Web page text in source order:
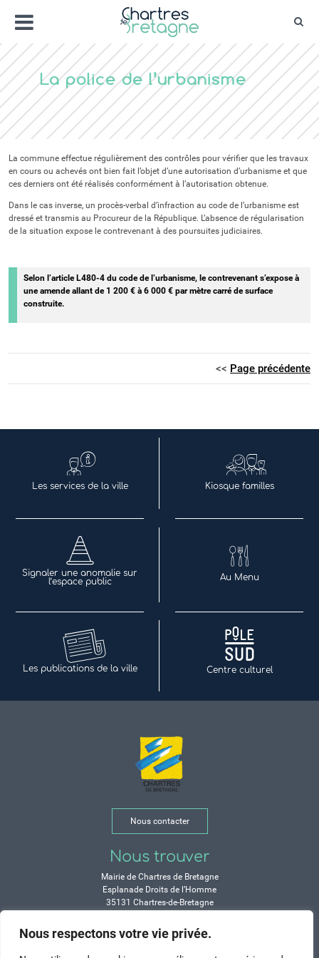
Nous respectons votre vie privée.
contenu
Menu
Bienvenue sur le site de la ville de
Ville Zéro phyto / 4 fleurs
La police de l’urbanisme
La commune effectue régulièrement des contrôles pour vérifier que les travaux
en cours ou achevés ont bien fait l’objet d’une autorisation d’urbanisme et que
ces derniers ont été réalisés conformément à l’autorisation obtenue.
Dans le cas inverse, un procès-verbal d’infraction au code de l’urbanisme est
dressé et transmis au Procureur de la République. L’absence de régularisation
de la situation expose le contrevenant à des poursuites judiciaires.
Selon l’article L480-4 du code de l’urbanisme, le contrevenant s’expose à
une amende allant de 1 200 € à 6 000 € par mètre carré de surface
construite.
<< Page précédente
Les services de la ville Kiosque familles
Signaler une anomalie sur
l’espace public
Au Menu
Les publications de la ville Centre culturel
Nous contacter
Nous trouver
Mairie de Chartres de Bretagne
Esplanade Droits de l’Homme
35131 Chartres-de-Bretagne
Horaires